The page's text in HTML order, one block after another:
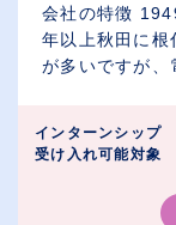
会社の特徴
年以上秋田に根
が多いですが、
インターンシップ
受け入れ可能対象